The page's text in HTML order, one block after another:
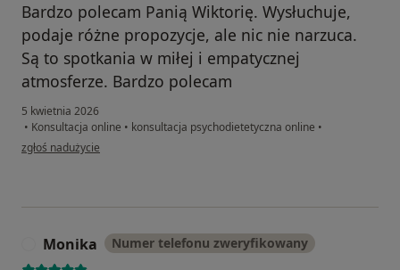
Bardzo polecam Panią Wiktorię. Wysłuchuje,
podaje różne propozycje, ale nic nie narzuca.
Są to spotkania w miłej i empatycznej
atmosferze. Bardzo polecam
5 kwietnia 2026
• Konsultacja online • konsultacja psychodietetyczna online •
w opinii użytkownika A
zgłoś nadużycie
Monika Numer telefonu zweryfikowany